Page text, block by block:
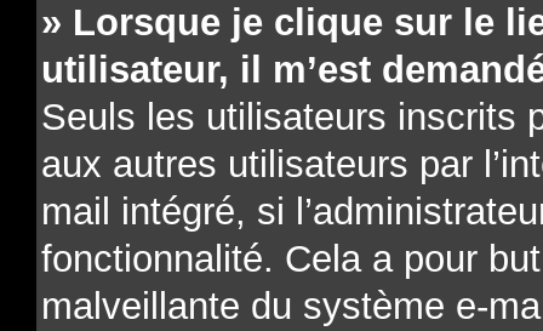
» Lorsque je clique sur le
utilisateur, il m’est
Seuls les utilisateurs inscrits
aux autres utilisateurs par
mail intégré, si
fonctionnalité. Cela a pour
malveillante du système e-